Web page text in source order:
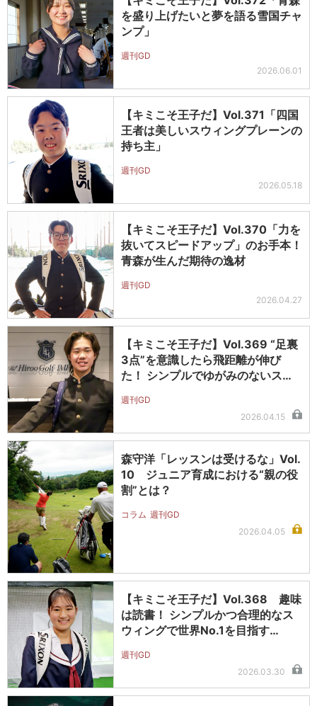
を盛り上げたいと夢を語る雪国チャ
ンプ」
週刊GD
2026.06.01
【キミこそ王子だ】Vol.371「四国
王者は美しいスウィングプレーンの
持ち主」
週刊GD
2026.05.18
【キミこそ王子だ】Vol.370「力を
抜いてスピードアップ」のお手本！
青森が生んだ期待の逸材
週刊GD
2026.04.27
【キミこそ王子だ】Vol.369 “足裏
3点”を意識したら飛距離が伸び
た！ シンプルでゆがみのないス…
週刊GD
2026.04.15
森守洋「レッスンは受けるな」Vol.
10 ジュニア育成における“親の役
割”とは？
コラム 週刊GD
2026.04.05
【キミこそ王子だ】Vol.368 趣味
は読書！ シンプルかつ合理的なス
ウィングで世界No.1を目指す…
週刊GD
2026.03.30